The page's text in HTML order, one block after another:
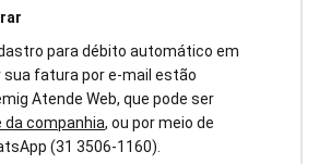
para débito automático em
fatura por e-mail estão
Atende Web, que pode ser
da companhia, ou por meio de
(31 3506-1160).